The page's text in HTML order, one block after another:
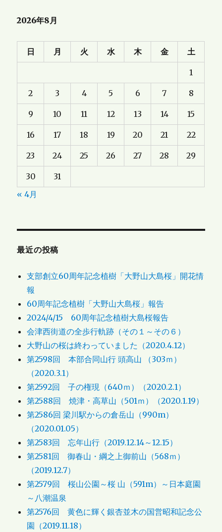
2026年8月
日 月 火 水 木 金 土
1
2 3 4 5 6 7 8
9 10 11 12 13 14 15
16 17 18 19 20 21 22
23 24 25 26 27 28 29
30
31
« 4月
最近の投稿
支部創立60周年記念植樹「大野山大島桜」開花情
報
60周年記念植樹「大野山大島桜」報告
2024/4/15 60周年記念植樹大島桜報告
会津西街道の全歩行軌跡（その１～その６）
大野山の桜は終わっていました（2020.4.12）
第2598回 本部合同山行 頭高山 （303ｍ）
（2020.3.1）
第2592回 子の権現（640ｍ）（2020.2.1）
第2588回 焼津・高草山（501ｍ）（2020.1.19）
第2586回 梁川駅からの倉岳山（990m）
（2020.01.05）
第2583回 忘年山行（2019.12.14～12.15）
第2581回 御春山・綱之上御前山（568ｍ）
（2019.12.7）
第2579回 桜山公園～桜 山（591m）～日本庭園
～八潮温泉
第2576回 黄色に輝く銀杏並木の国営昭和記念公
園（2019.11.18）